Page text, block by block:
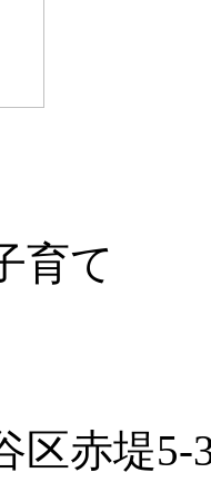
育て
区赤堤5-